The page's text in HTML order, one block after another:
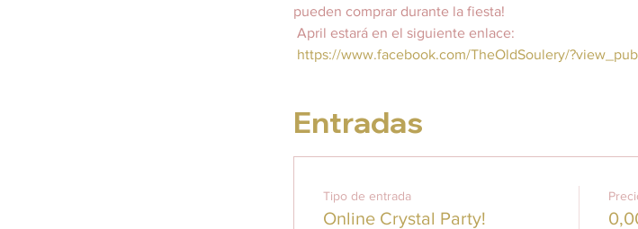
pueden comprar durante la fiesta!
April estará en el siguiente enlace:
https://www.facebook.com/TheOldSoulery/
Entradas
Tipo de entrada
Online Crystal Party!